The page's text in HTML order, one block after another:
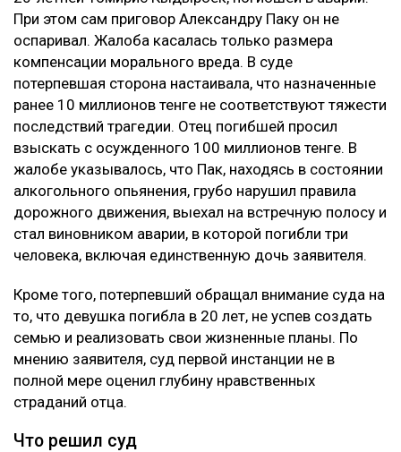
При этом сам приговор Александру Паку он не
оспаривал. Жалоба касалась только размера
компенсации морального вреда. В суде
потерпевшая сторона настаивала, что назначенные
ранее 10 миллионов тенге не соответствуют тяжести
последствий трагедии. Отец погибшей просил
взыскать с осужденного 100 миллионов тенге. В
жалобе указывалось, что Пак, находясь в состоянии
алкогольного опьянения, грубо нарушил правила
дорожного движения, выехал на встречную полосу и
стал виновником аварии, в которой погибли три
человека, включая единственную дочь заявителя.
Кроме того, потерпевший обращал внимание суда на
то, что девушка погибла в 20 лет, не успев создать
семью и реализовать свои жизненные планы. По
мнению заявителя, суд первой инстанции не в
полной мере оценил глубину нравственных
страданий отца.
Что решил суд